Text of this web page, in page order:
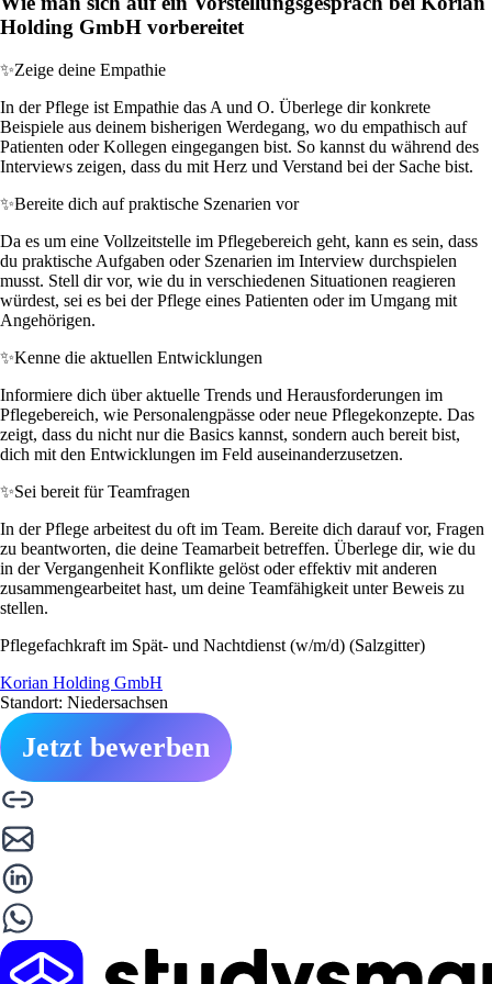
Holding GmbH vorbereitet
✨Zeige deine Empathie
In der Pflege ist Empathie das A und O. Überlege dir konkrete
Beispiele aus deinem bisherigen Werdegang, wo du empathisch auf
Patienten oder Kollegen eingegangen bist. So kannst du während des
Interviews zeigen, dass du mit Herz und Verstand bei der Sache bist.
✨Bereite dich auf praktische Szenarien vor
Da es um eine Vollzeitstelle im Pflegebereich geht, kann es sein, dass
du praktische Aufgaben oder Szenarien im Interview durchspielen
musst. Stell dir vor, wie du in verschiedenen Situationen reagieren
würdest, sei es bei der Pflege eines Patienten oder im Umgang mit
Angehörigen.
✨Kenne die aktuellen Entwicklungen
Informiere dich über aktuelle Trends und Herausforderungen im
Pflegebereich, wie Personalengpässe oder neue Pflegekonzepte. Das
zeigt, dass du nicht nur die Basics kannst, sondern auch bereit bist,
dich mit den Entwicklungen im Feld auseinanderzusetzen.
✨Sei bereit für Teamfragen
In der Pflege arbeitest du oft im Team. Bereite dich darauf vor, Fragen
zu beantworten, die deine Teamarbeit betreffen. Überlege dir, wie du
in der Vergangenheit Konflikte gelöst oder effektiv mit anderen
zusammengearbeitet hast, um deine Teamfähigkeit unter Beweis zu
stellen.
Pflegefachkraft im Spät- und Nachtdienst (w/m/d) (Salzgitter)
Korian Holding GmbH
Standort: Niedersachsen
Jetzt bewerben